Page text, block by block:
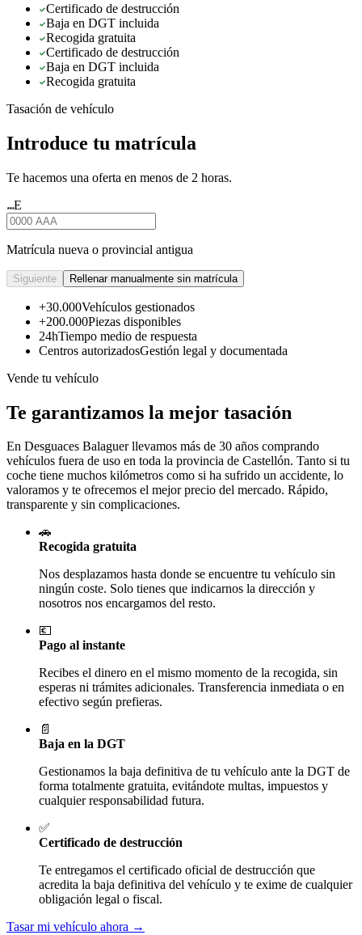
Certificado de destrucción
Baja en DGT incluida
Recogida gratuita
Certificado de destrucción
Baja en DGT incluida
Recogida gratuita
Tasación de vehículo
Introduce tu matrícula
Te hacemos una oferta en menos de 2 horas.
★★★E
Matrícula nueva o provincial antigua
Siguiente Rellenar manualmente sin matrícula
+30.000Vehículos gestionados
+200.000Piezas disponibles
24hTiempo medio de respuesta
Centros autorizadosGestión legal y documentada
Vende tu vehículo
Te garantizamos la mejor tasación
En Desguaces Balaguerllevamos más de 30 años comprando
vehículos fuera de uso en toda la provincia de Castellón. Tanto si tu
coche tiene muchos kilómetros como si ha sufrido un accidente, lo
valoramos y te ofrecemos el mejor precio del mercado. Rápido,
transparente y sin complicaciones.
🚗
Recogida gratuita
Nos desplazamos hasta donde se encuentre tu vehículo sin
ningún coste. Solo tienes que indicarnos la dirección y
nosotros nos encargamos del resto.
💶
Pago al instante
Recibes el dinero en el mismo momento de la recogida, sin
esperas ni trámites adicionales. Transferencia inmediata o en
efectivo según prefieras.
📄
Baja en la DGT
Gestionamos la baja definitiva de tu vehículo ante la DGT de
forma totalmente gratuita, evitándote multas, impuestos y
cualquier responsabilidad futura.
✅
Certificado de destrucción
Te entregamos el certificado oficial de destrucción que
acredita la baja definitiva del vehículo y te exime de cualquier
obligación legal o fiscal.
Tasar mi vehículo ahora →